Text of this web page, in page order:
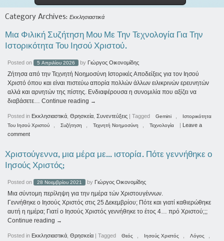
Category Archives: Εκκλησιαστικά
Μια Φιλική Συζήτηση Μου Με Την Τεχνολογία Για Την
Ιστορικότητα Του Ιησού Χριστού.
Posted on 5 Απριλίου 2026 by Γιώργος Οικονομίδης
Ζήτησα από την Τεχνητή Νοημοσύνη Ιστορικές Αποδείξεις για τον Ιησού
Χριστό όπου και είναι πιστεύω απορία πολλών άλλων ειλικρινών ερευνητών
αλλά και αρνητών της πίστης. Ενδιαφέρουσα η συνομιλία που αξίζει να
διαβάσετε… Continue reading →
Posted in Εκκλησιαστικά, Θρησκεία, Συνεντεύξεις Tagged Gemini ,
Ιστορικότητα
Του Ιησού Χριστού
, Συζήτηση , Τεχνητή Νοημοσύνη , Τεχνολογία
Leave a
comment
Χριστούγεννα, μια μέρα με… ιστορία. Πότε γεννήθηκε ο
Ιησούς Χριστός;
Posted on 28 Νοεμβρίου 2021 by Γιώργος Οικονομίδης
Μια σύντομη περίληψη για την ημέρα τών Χριστουγέννων.
Γεννήθηκε ο Ιησούς Χριστός στις 25 Δεκεμβρίου; Πότε και γιατί καθιερώθηκε
αυτή η ημέρα; Γιατί ο Ιησούς Χριστός γεννήθηκε το έτος 4… πρό Χριστού;;;
Continue reading →
Posted in Εκκλησιαστικά, Θρησκεία Tagged Θεός , Ιησούς Χριστός , Λόγος ,